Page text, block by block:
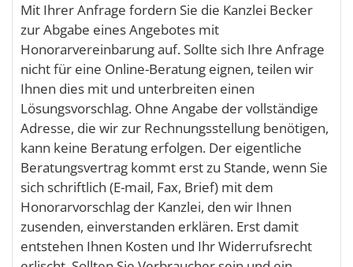
Mit Ihrer Anfrage fordern Sie die Kanzlei Becker
zur Abgabe eines Angebotes mit
Honorarvereinbarung auf. Sollte sich Ihre Anfrage
nicht für eine Online-Beratung eignen, teilen wir
Ihnen dies mit und unterbreiten einen
Lösungsvorschlag. Ohne Angabe der vollständige
Adresse, die wir zur Rechnungsstellung benötigen,
kann keine Beratung erfolgen. Der eigentliche
Beratungsvertrag kommt erst zu Stande, wenn Sie
sich schriftlich (E-mail, Fax, Brief) mit dem
Honorarvorschlag der Kanzlei, den wir Ihnen
zusenden, einverstanden erklären. Erst damit
entstehen Ihnen Kosten und Ihr Widerrufsrecht